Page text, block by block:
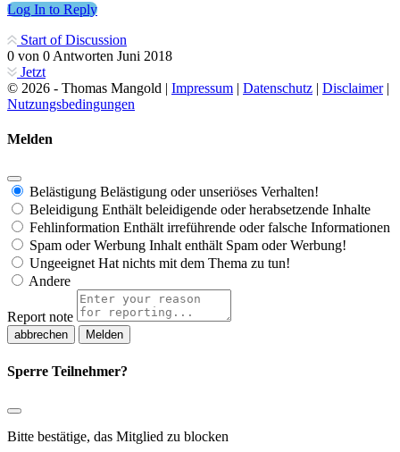
Log In to Reply
Start of Discussion
0 von 0 Antworten Juni 2018
Jetzt
© 2026 - Thomas Mangold | Impressum | Datenschutz | Disclaimer|
Nutzungsbedingungen
Melden
Belästigung Belästigung oder unseriöses Verhalten!
Beleidigung Enthält beleidigende oder herabsetzende Inhalte
Fehlinformation Enthält irreführende oder falsche Informationen
Spam oder Werbung Inhalt enthält Spam oder Werbung!
Ungeeignet Hat nichts mit dem Thema zu tun!
Andere
Report note
Melden
Sperre Teilnehmer?
Bitte bestätige, das Mitglied zu blocken